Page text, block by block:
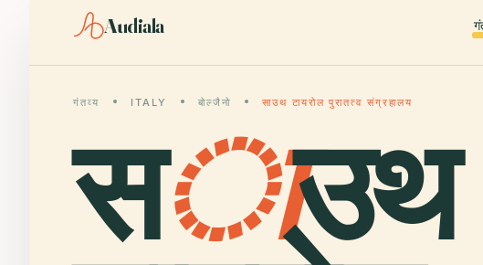
Audiala
गंतव्य ITALY बोल्जैनो साउथ टायरोल पुरातत्व संग्रहालय
साउथ